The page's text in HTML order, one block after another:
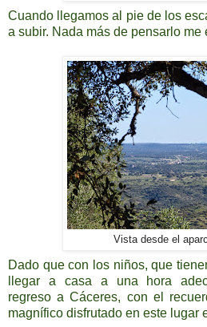
Cuando llegamos al pie de los
a subir. Nada más de pensarlo me
Vista desde el
Dado que con los niños, que
llegar a casa a una hora
regreso a Cáceres, con el
magnífico disfrutado en este lugar